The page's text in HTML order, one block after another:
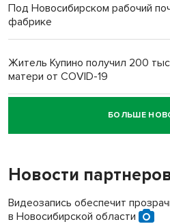
Под Новосибирском рабочий
фабрике
Житель Купино получил 200
матери от COVID-19
Новосибирский суд наказал
пенсионерки на вокзале
БОЛЬШЕ
Новости
Видеозапись обеспечит
в Новосибирской области